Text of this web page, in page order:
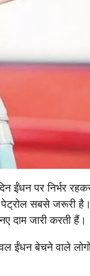
ईंधन पर निर्भर
पेट्रोल सबसे जरूरी
दाम जारी करती हैं।
ईंधन बेचने वाले